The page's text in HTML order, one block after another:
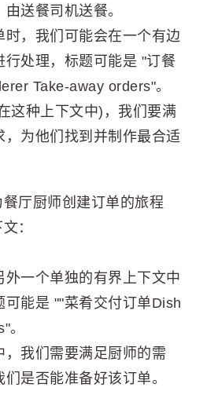
送餐司机送餐。
时，我们可能会在一个有边
行处理，标题可能是 "订餐
Take-away orders"。
这种上下文中)，我们要满
，为他们找到并制作最合适
厅厨师创建订单的旅程
：
外一个单独的有界上下文中
可能是 ""菜肴交付订单Dish
。
，我们需要满足厨师的需
是否能准备好该订单。